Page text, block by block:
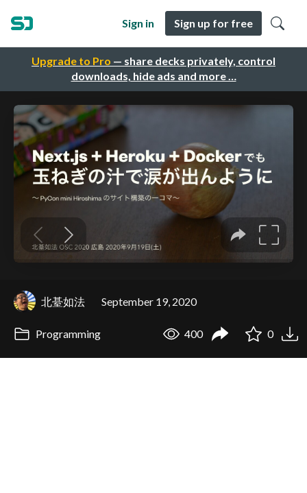
Upgrade to Pro — share decks privately, control
downloads, hide ads and more …
Sign in Sign up for free
北䑓如法 September 19, 2020
Programming 400 0